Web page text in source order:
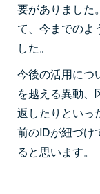
要がありました
て、今までのよ
した。
今後の活用につ
を越える異動、
返したりといっ
前のIDが紐づけ
ると思います。